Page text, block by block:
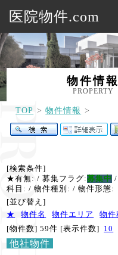
医院物件.com
物件情報
PROPERTY
TOP 物件情報
[検索条件]
★有無: / 募集フラグ:募集中 /
科目: / 物件種別: / 物件形態:
[並び替え]
★
物件名 物件エリア 物件
[物件数] 59件 [表示件数] 10
他社物件